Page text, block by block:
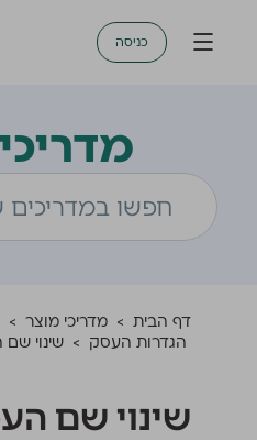
כניסה
דף הבית > מדריכי מוצר >
הגדרות העסק > שינוי
שינוי שם